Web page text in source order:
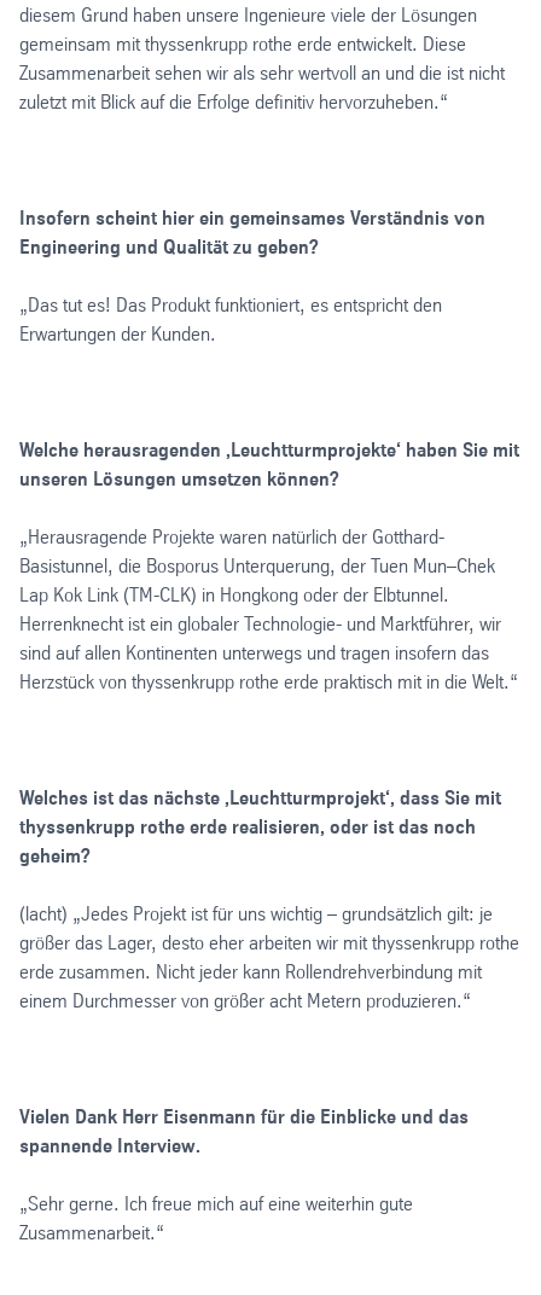
diesem Grund haben unsere Ingenieure viele der Lösungen
gemeinsam mit thyssenkrupp rothe erde entwickelt. Diese
Zusammenarbeit sehen wir als sehr wertvoll an und die ist nicht
zuletzt mit Blick auf die Erfolge definitiv hervorzuheben.“
Insofern scheint hier ein gemeinsames Verständnis von
Engineering und Qualität zu geben?
„Das tut es! Das Produkt funktioniert, es entspricht den
Erwartungen der Kunden.
Welche herausragenden ‚Leuchtturmprojekte‘ haben Sie mit
unseren Lösungen umsetzen können?
„Herausragende Projekte waren natürlich der Gotthard-
Basistunnel, die Bosporus Unterquerung, der Tuen Mun–Chek
Lap Kok Link (TM-CLK) in Hongkong oder der Elbtunnel.
Herrenknecht ist ein globaler Technologie- und Marktführer, wir
sind auf allen Kontinenten unterwegs und tragen insofern das
Herzstück von thyssenkrupp rothe erde praktisch mit in die Welt.“
Welches ist das nächste ‚Leuchtturmprojekt‘, dass Sie mit
thyssenkrupp rothe erde realisieren, oder ist das noch
geheim?
(lacht) „Jedes Projekt ist für uns wichtig – grundsätzlich gilt: je
größer das Lager, desto eher arbeiten wir mit thyssenkrupp rothe
erde zusammen. Nicht jeder kann Rollendrehverbindung mit
einem Durchmesser von größer acht Metern produzieren.“
Vielen Dank Herr Eisenmann für die Einblicke und das
spannende Interview.
„Sehr gerne. Ich freue mich auf eine weiterhin gute
Zusammenarbeit.“